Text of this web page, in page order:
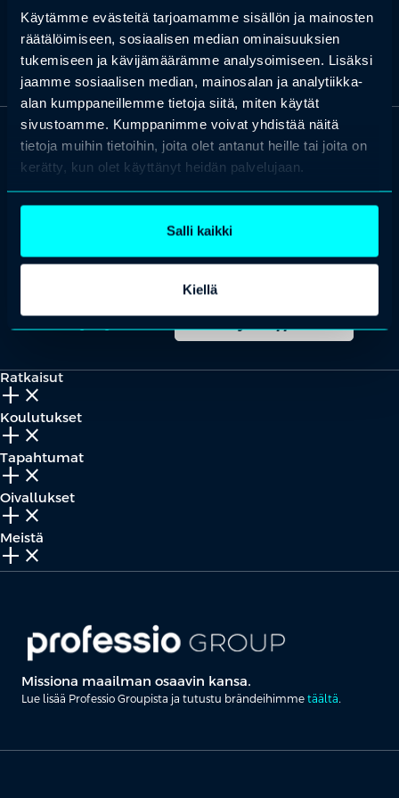
Käytämme evästeitä tarjoamamme sisällön ja mainosten
räätälöimiseen, sosiaalisen median ominaisuuksien
tukemiseen ja kävijämäärämme analysoimiseen. Lisäksi
jaamme sosiaalisen median, mainosalan ja analytiikka-
alan kumppaneillemme tietoja siitä, miten käytät
sivustoamme. Kumppanimme voivat yhdistää näitä
tietoja muihin tietoihin, joita olet antanut heille tai joita on
kerätty, kun olet käyttänyt heidän palvelujaan.
Salli kaikki
Kiellä
Etsi koulutus & tapahtuma Ota yhteyttä
OTA YHTEYTTÄ
Keilaranta 1 A, 02150 Espoo
asiakaspalvelu@professio.fi
Ratkaisut
add_2 close
Koulutukset
add_2 close
Tapahtumat
add_2 close
Oivallukset
add_2 close
Meistä
add_2 close
Missiona maailman osaavin kansa.
Lue lisää Professio Groupista ja tutustu brändeihimme täältä.